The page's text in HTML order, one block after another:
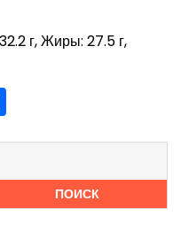
г, Жиры: 27.5 г,
ПОИСК